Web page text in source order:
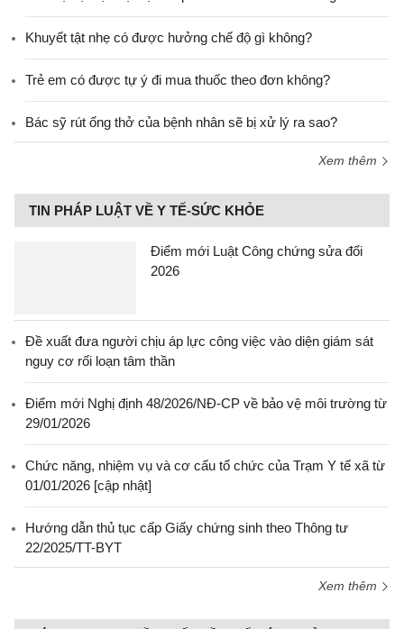
Khuyết tật nhẹ có được hưởng chế độ gì không?
Trẻ em có được tự ý đi mua thuốc theo đơn không?
Bác sỹ rút ống thở của bệnh nhân sẽ bị xử lý ra sao?
Xem thêm
TIN PHÁP LUẬT VỀ Y TẾ-SỨC KHỎE
Điểm mới Luật Công chứng sửa đổi
2026
Đề xuất đưa người chịu áp lực công việc vào diện giám sát
nguy cơ rối loạn tâm thần
Điểm mới Nghị định 48/2026/NĐ-CP về bảo vệ môi trường từ
29/01/2026
Chức năng, nhiệm vụ và cơ cấu tổ chức của Trạm Y tế xã từ
01/01/2026 [cập nhật]
Hướng dẫn thủ tục cấp Giấy chứng sinh theo Thông tư
22/2025/TT-BYT
Xem thêm